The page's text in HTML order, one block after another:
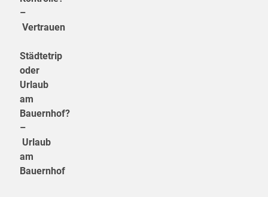
–
Vertrauen
Städtetrip
oder
Urlaub
am
Bauernhof?
–
Urlaub
am
Bauernhof